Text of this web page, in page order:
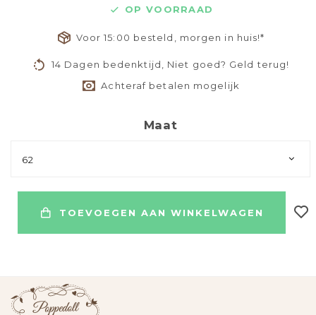
OP VOORRAAD
Voor 15:00 besteld, morgen in huis!*
14 Dagen bedenktijd, Niet goed? Geld terug!
Achteraf betalen mogelijk
Maat
62
TOEVOEGEN AAN WINKELWAGEN